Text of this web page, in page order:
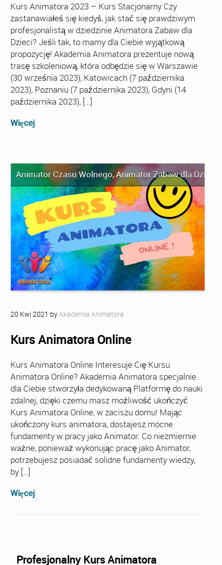
Kurs Animatora 2023 – Kurs Stacjonarny Czy
zastanawiałeś się kiedyś, jak stać się prawdziwym
profesjonalistą w dziedzinie Animatora Zabaw dla
Dzieci? Jeśli tak, to mamy dla Ciebie wyjątkową
propozycję! Akademia Animatora prezentuje nową
trasę szkoleniową, która odbędzie się w Warszawie
(30 września 2023), Katowicach (7 października
2023), Poznaniu (7 października 2023), Gdyni (14
października 2023), […]
Więcej
Animator Czasu Wolnego,Animator Zabaw dla Dzieci
20 Kwi 2021 byAkademia Animatora
Kurs Animatora Online
Kurs Animatora Online Interesuje Cię Kursu
Animatora Online? Akademia Animatora specjalnie
dla Ciebie stworzyła dedykowaną Platformę do nauki
zdalnej, dzięki czemu masz możliwość ukończyć
Kurs Animatora Online, w zaciszu domu! Mając
ukończony kurs animatora, dostajesz mocne
fundamenty w pracy jako Animator. Co niezmiernie
ważne, ponieważ wykonując pracę jako Animator,
potrzebujesz posiadać solidne fundamenty wiedzy,
by […]
Więcej
Profesjonalny Kurs Animatora